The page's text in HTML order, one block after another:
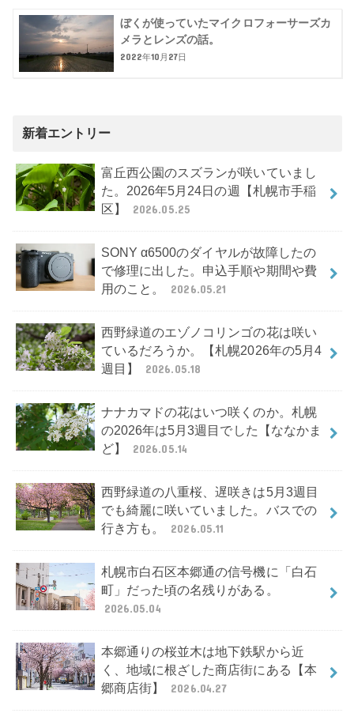
ぼくが使っていたマイクロフォーサーズカ
メラとレンズの話。
2022年10月27日
新着エントリー
富丘西公園のスズランが咲いていまし
た。2026年5月24日の週【札幌市手稲
区】
2026.05.25
SONY α6500のダイヤルが故障したの
で修理に出した。申込手順や期間や費
用のこと。
2026.05.21
西野緑道のエゾノコリンゴの花は咲い
ているだろうか。【札幌2026年の5月4
週目】
2026.05.18
ナナカマドの花はいつ咲くのか。札幌
の2026年は5月3週目でした【ななかま
ど】
2026.05.14
西野緑道の八重桜、遅咲きは5月3週目
でも綺麗に咲いていました。バスでの
行き方も。
2026.05.11
札幌市白石区本郷通の信号機に「白石
町」だった頃の名残りがある。
2026.05.04
本郷通りの桜並木は地下鉄駅から近
く、地域に根ざした商店街にある【本
郷商店街】
2026.04.27